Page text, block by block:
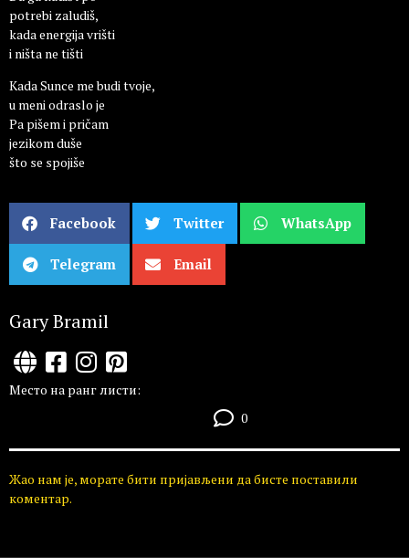
potrebi zaludiš,
kada energija vrišti
i ništa ne tišti
Kada Sunce me budi tvoje,
u meni odraslo je
Pa pišem i pričam
jezikom duše
što se spojiše
Facebook Twitter WhatsApp
Telegram Email
Gary Bramil
Место на ранг листи:
0
Жао нам је, морате бити пријављени да бисте поставили
коментар.